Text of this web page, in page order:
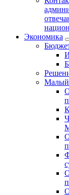
Экономика
Малый